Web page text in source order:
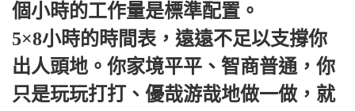
個小時的工作量是標準配置。
5×8小時的時間表，遠遠不足以支撐你
出人頭地。你家境平平、智商普通，你
只是玩玩打打、優哉游哉地做一做，就